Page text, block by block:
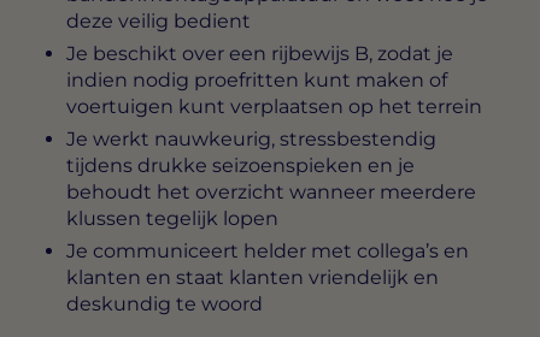
deze veilig bedient
Je beschikt over een rijbewijs B, zodat je
indien nodig proefritten kunt maken of
voertuigen kunt verplaatsen op het terrein
Je werkt nauwkeurig, stressbestendig
tijdens drukke seizoenspieken en je
behoudt het overzicht wanneer meerdere
klussen tegelijk lopen
Je communiceert helder met collega’s en
klanten en staat klanten vriendelijk en
deskundig te woord